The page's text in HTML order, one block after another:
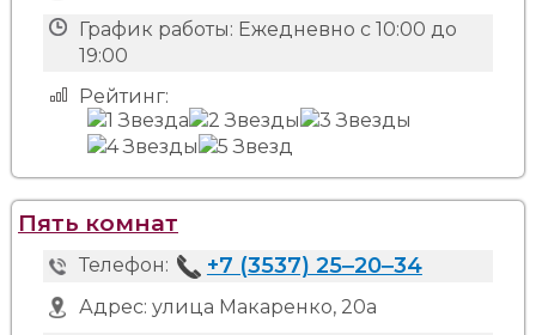
График работы: Ежедневно с 10:00 до
19:00
Рейтинг:
Пять комнат
Телефон: +7 (3537) 25‒20‒34
Адрес: улица Макаренко, 20а